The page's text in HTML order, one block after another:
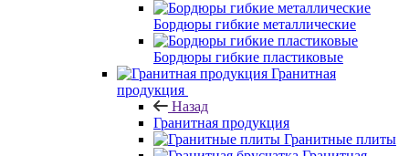
Бордюры гибкие металлические
Бордюры гибкие пластиковые
Гранитная
продукция
Назад
Гранитная продукция
Гранитные плиты